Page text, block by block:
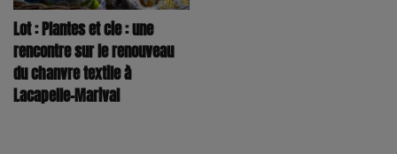
Lot : Plantes et cie : une
rencontre sur le renouveau
du chanvre textile à
Lacapelle-Marival